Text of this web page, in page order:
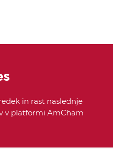
in rast naslednje
v platformi AmCham